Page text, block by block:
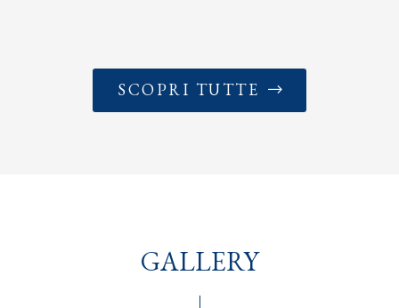
SCOPRI TUTTE
GALLERY